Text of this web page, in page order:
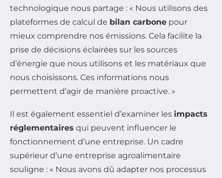
technologique nous partage : « Nous utilisons des
plateformes de calcul de bilan carbone pour
mieux comprendre nos émissions. Cela facilite la
prise de décisions éclairées sur les sources
d’énergie que nous utilisons et les matériaux que
nous choisissons. Ces informations nous
permettent d’agir de manière proactive. »
Il est également essentiel d’examiner les impacts
réglementaires qui peuvent influencer le
fonctionnement d’une entreprise. Un cadre
supérieur d’une entreprise agroalimentaire
souligne : « Nous avons dû adapter nos processus